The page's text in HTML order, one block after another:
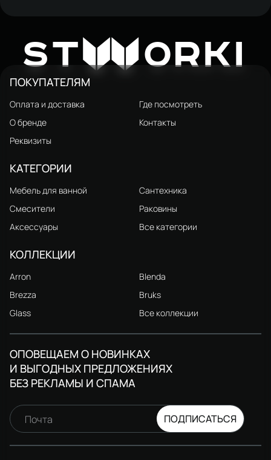
STW ORKI
ПОКУПАТЕЛЯМ
Оплата и доставка
Где посмотреть
О бренде
Контакты
Реквизиты
КАТЕГОРИИ
Мебель для ванной
Сантехника
Смесители
Раковины
Аксессуары
Все категории
КОЛЛЕКЦИИ
Arron
Blenda
Brezza
Bruks
Glass
Все коллекции
ОПОВЕЩАЕМ О НОВИНКАХ
И ВЫГОДНЫХ ПРЕДЛОЖЕНИЯХ
БЕЗ РЕКЛАМЫ И СПАМА
Почта ПОДПИСАТЬСЯ